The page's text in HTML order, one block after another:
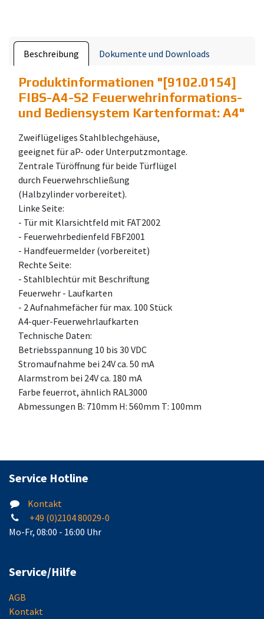
Beschreibung Dokumente und Downloads
Produktinformationen "[9102.0154]
FIBS-A4-S2 Feuerwehrinformations-
und Bediensystem Kartenformat: A4"
Zweiflügeliges Stahlblechgehäuse,
geeignet für aP- oder Unterputzmontage.
Zentrale Türöffnung für beide Türflügel
durch Feuerwehrschließung
(Halbzylinder vorbereitet).
Linke Seite:
- Tür mit Klarsichtfeld mit FAT2002
- Feuerwehrbedienfeld FBF2001
- Handfeuermelder (vorbereitet)
Rechte Seite:
- Stahlblechtür mit Beschriftung
Feuerwehr - Laufkarten
- 2 Aufnahmefächer für max. 100 Stück
A4-quer-Feuerwehrlaufkarten
Technische Daten:
Betriebsspannung 10 bis 30 VDC
Stromaufnahme bei 24V ca. 50 mA
Alarmstrom bei 24V ca. 180 mA
Farbe feuerrot, ähnlich RAL3000
Abmessungen B: 710mm H: 560mm T: 100mm
Service Hotline
Kontakt
+49 (0)2104 80029-0
Mo-Fr, 08:00 - 16:00 Uhr
Service/Hilfe
AGB
Kontakt